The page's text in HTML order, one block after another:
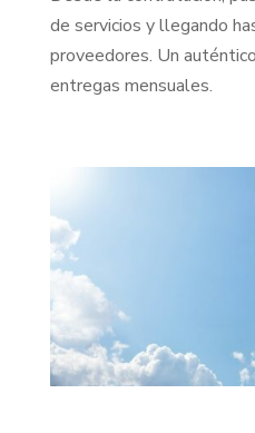
de servicios y llegando
proveedores. Un
entregas mensuales.